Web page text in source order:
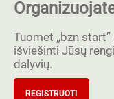
Tuomet „bzn
išviešinti Jūsų
dalyvių.
REGISTRUOTI